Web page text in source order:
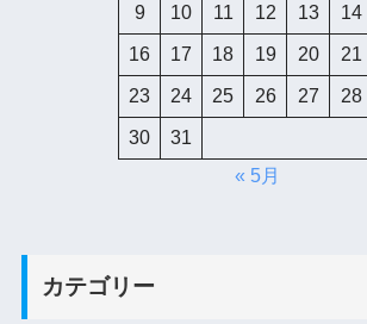
9 10 11 12 13 14
16 17 18 19 20 21
23 24 25 26 27 28
30
31
« 5月
カテゴリー